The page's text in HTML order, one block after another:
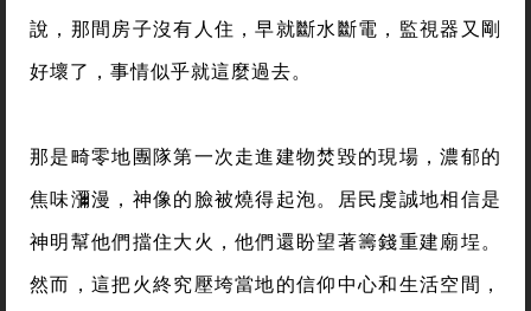
說，那間房子沒有人住，早就斷水斷電，監視器又剛
好壞了，事情似乎就這麼過去。
那是畸零地團隊第一次走進建物焚毀的現場，濃郁的
焦味瀰漫，神像的臉被燒得起泡。居民虔誠地相信是
神明幫他們擋住大火，他們還盼望著籌錢重建廟埕。
然而，這把火終究壓垮當地的信仰中心和生活空間，